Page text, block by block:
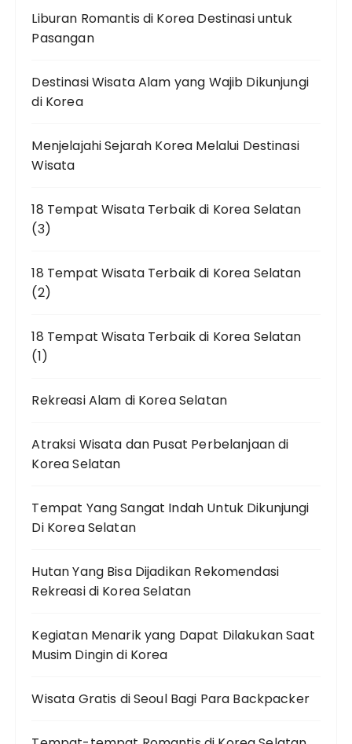
Liburan Romantis di Korea Destinasi untuk
Pasangan
Destinasi Wisata Alam yang Wajib Dikunjungi
di Korea
Menjelajahi Sejarah Korea Melalui Destinasi
Wisata
18 Tempat Wisata Terbaik di Korea Selatan
(3)
18 Tempat Wisata Terbaik di Korea Selatan
(2)
18 Tempat Wisata Terbaik di Korea Selatan
(1)
Rekreasi Alam di Korea Selatan
Atraksi Wisata dan Pusat Perbelanjaan di
Korea Selatan
Tempat Yang Sangat Indah Untuk Dikunjungi
Di Korea Selatan
Hutan Yang Bisa Dijadikan Rekomendasi
Rekreasi di Korea Selatan
Kegiatan Menarik yang Dapat Dilakukan Saat
Musim Dingin di Korea
Wisata Gratis di Seoul Bagi Para Backpacker